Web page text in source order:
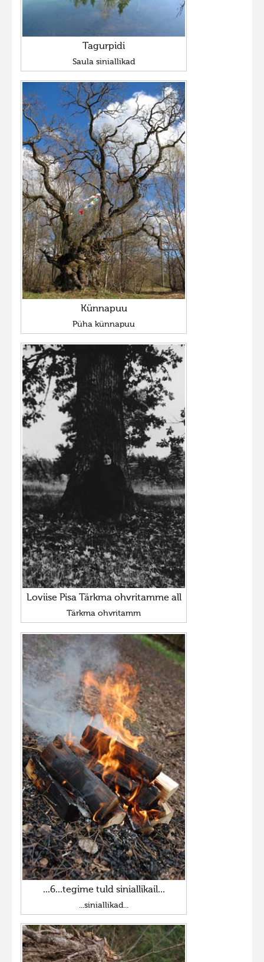
Tagurpidi
Saula siniallikad
Künnapuu
Püha künnapuu
Loviise Pisa Tärkma ohvritamme all
Tärkma ohvritamm
...6...tegime tuld siniallikail...
...siniallikad...